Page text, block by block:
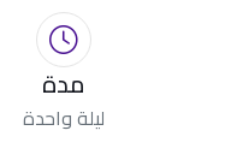
مدة
ليلة واحدة